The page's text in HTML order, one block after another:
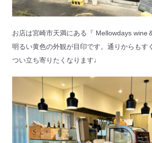
お店は宮崎市天満にある『 Mellowdays wine
明るい黄色の外観が目印です。通りからもす
つい立ち寄りたくなります♩